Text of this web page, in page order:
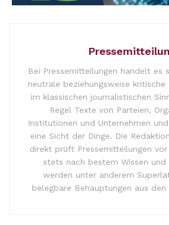
Bei Pressemitteilungen handelt es
neutrale beziehungsweise
im klassischen journalistischen
Regel Texte von Parteien,
Institutionen und Unternehmen
eine Sicht der Dinge. Die
direkt prüft Pressemitteilungen
stets nach bestem Wissen und
werden unter anderem
belegbare Behauptungen aus